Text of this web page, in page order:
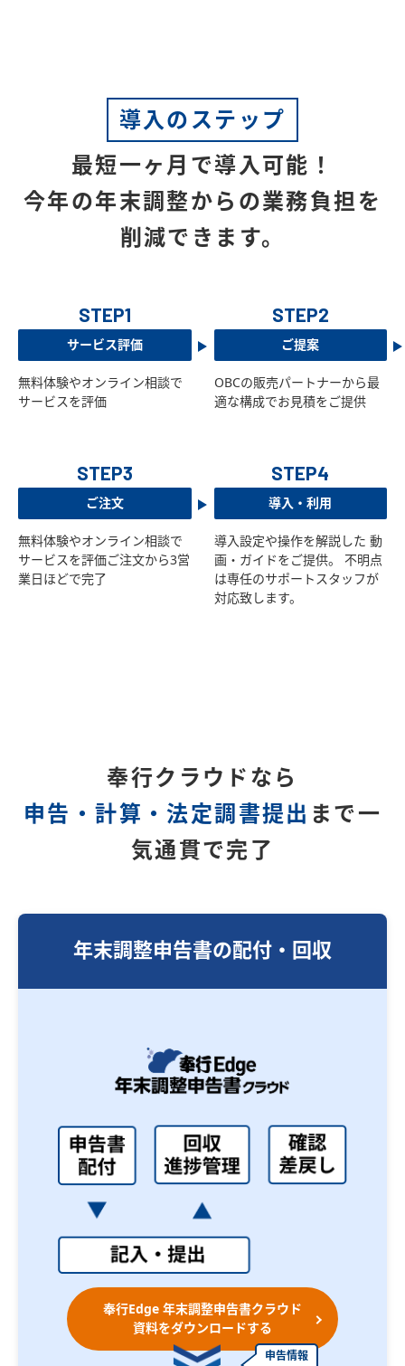
導入のステップ
最短一ヶ月で導入可能！
今年の年末調整からの業務負担を
削減できます。
STEP1
サービス評価
無料体験やオンライン相談で
サービスを評価
STEP2
ご提案
OBCの販売パートナーから最
適な構成でお見積をご提供
STEP3
ご注文
無料体験やオンライン相談で
サービスを評価ご注文から3営
業日ほどで完了
STEP4
導入・利用
導入設定や操作を解説した 動
画・ガイドをご提供。 不明点
は専任のサポートスタッフが
対応致します。
奉行クラウドなら
申告・計算・法定調書提出 まで一
気通貫で完了
年末調整申告書の配付・回収
奉行Edge 年末調整申告書クラウド
資料をダウンロードする
申告情報